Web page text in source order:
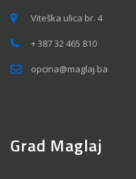
Viteška ulica br. 4
+ 387 32 465 810
opcina@maglaj.ba
Grad Maglaj